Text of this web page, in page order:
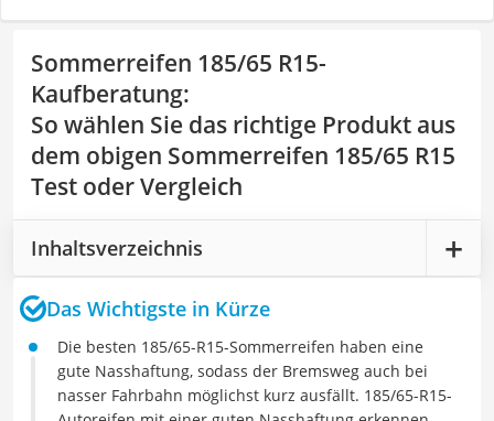
Sommerreifen 185/65 R15-
Kaufberatung:
So wählen Sie das richtige Produkt aus
dem obigen Sommerreifen 185/65 R15
Test oder Vergleich
Inhaltsverzeichnis
Das Wichtigste in Kürze
Die besten 185/65-R15-Sommerreifen haben eine
gute Nasshaftung, sodass der Bremsweg auch bei
nasser Fahrbahn möglichst kurz ausfällt. 185/65-R15-